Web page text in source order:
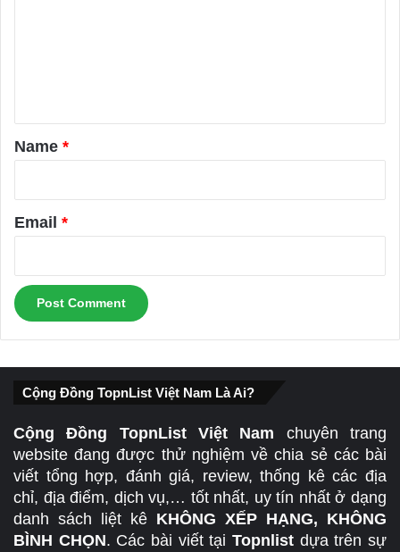
*
Name *
Email *
Cộng Đồng TopnList Việt Nam Là Ai?
Cộng Đồng TopnList Việt Nam chuyên trang
website đang được thử nghiệm về chia sẻ các bài
viết tổng hợp, đánh giá, review, thống kê các địa
chỉ, địa điểm, dịch vụ,… tốt nhất, uy tín nhất ở dạng
danh sách liệt kê KHÔNG XẾP HẠNG, KHÔNG
BÌNH CHỌN. Các bài viết tạiTopnlist dựa trên sự